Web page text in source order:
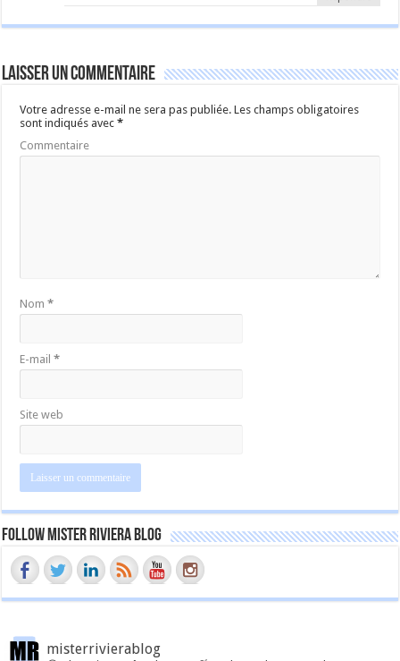
Laisser un commentaire
Votre adresse e-mail ne sera pas publiée. Les champs obligatoires
sont indiqués avec*
Commentaire
Nom*
E-mail*
Site web
Follow Mister Riviera Blog
misterrivierablog